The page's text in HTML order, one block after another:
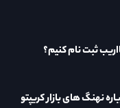
ثبت نام کنیم؟
نهنگ های بازار کریپتو